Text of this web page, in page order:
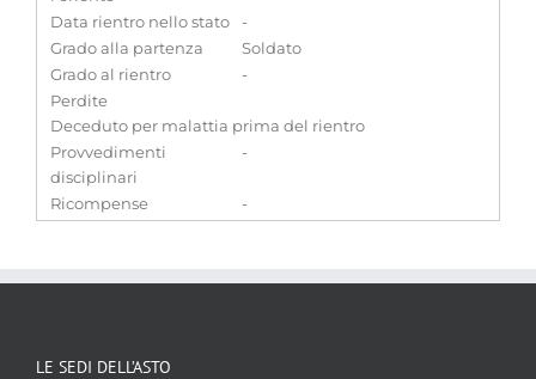
Data rientro nello stato
-
Grado alla partenza
Soldato
Grado al rientro
-
Perdite
Deceduto per malattia prima del rientro
Provvedimenti
disciplinari
-
Ricompense
-
LE SEDI DELL’ASTO